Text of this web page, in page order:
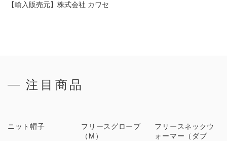
【輸入販売元】株式会社 カワセ
注目商品
ニット帽子
フリースグローブ
（M）
フリースネックウ
ォーマー（ダブ